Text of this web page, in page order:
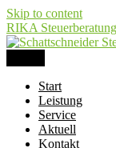
Skip to content
RIKA
Start
Leistung
Service
Aktuell
Kontakt